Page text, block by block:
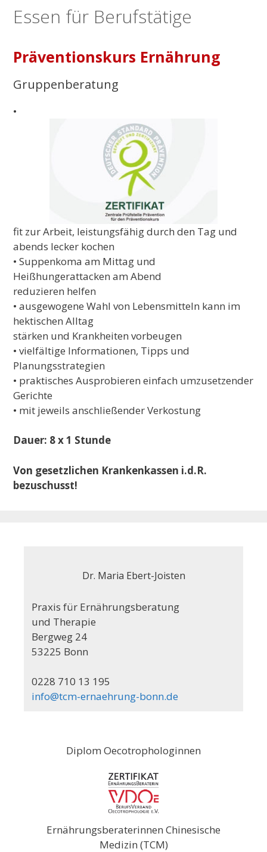
Essen für Berufstätige
Präventionskurs Ernährung
Gruppenberatung
•
fit zur Arbeit, leistungsfähig durch den Tag und
abends lecker kochen
• Suppenkoma am Mittag und
Heißhungerattacken am Abend
reduzieren helfen
• ausgewogene Wahl von Lebensmitteln kann im
hektischen Alltag
stärken und Krankheiten vorbeugen
• vielfältige Informationen, Tipps und
Planungsstrategien
• praktisches Ausprobieren einfach umzusetzender
Gerichte
• mit jeweils anschließender Verkostung
Dauer: 8 x 1 Stunde
Von gesetzlichen Krankenkassen i.d.R.
bezuschusst!
Dr. Maria Ebert-Joisten
Praxis für Ernährungsberatung
und Therapie
Bergweg 24
53225 Bonn
0228 710 13 195
info@tcm-ernaehrung-bonn.de
Diplom Oecotrophologinnen
Ernährungsberaterinnen Chinesische
Medizin (TCM)